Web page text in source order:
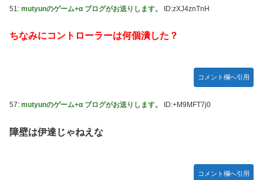
51: mutyunのゲーム+α ブログがお送りします。 ID:zXJ4znTnH
ちなみにコントローラーは何個潰した？
コメント欄へ引用
57: mutyunのゲーム+α ブログがお送りします。 ID:+M9MFT7j0
障壁は伊達じゃねえな
コメント欄へ引用